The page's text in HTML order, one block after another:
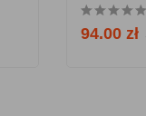
94.00 zł